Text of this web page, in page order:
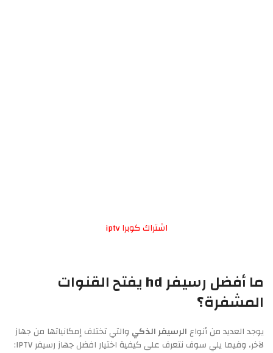
اشتراك كوبرا iptv
ما أفضل رسيفر hd يفتح القنوات
المشفرة؟
يوجد العديد من أنواع الرسيفر الذكي والتي تختلف إمكانياتها من جهاز
لآخر، وفيما يلي سوف نتعرف على كيفية اختيار افضل جهاز رسيفر IPTV: